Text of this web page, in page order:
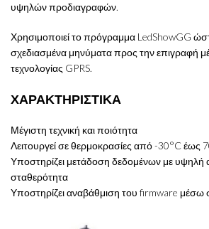
υψηλών προδιαγραφών.
Χρησιμοποιεί το πρόγραμμα LedShowGG
σχεδιασμένα μηνύματα προς την επιγραφή
τεχνολογίας GPRS.
ΧΑΡΑΚΤΗΡΙΣΤΙΚΑ
Μέγιστη τεχνική και ποιότητα
Λειτουργεί σε θερμοκρασίες από -30°C έως
Υποστηρίζει μετάδοση δεδομένων με υψηλή
σταθερότητα
Υποστηρίζει αναβάθμιση του firmware